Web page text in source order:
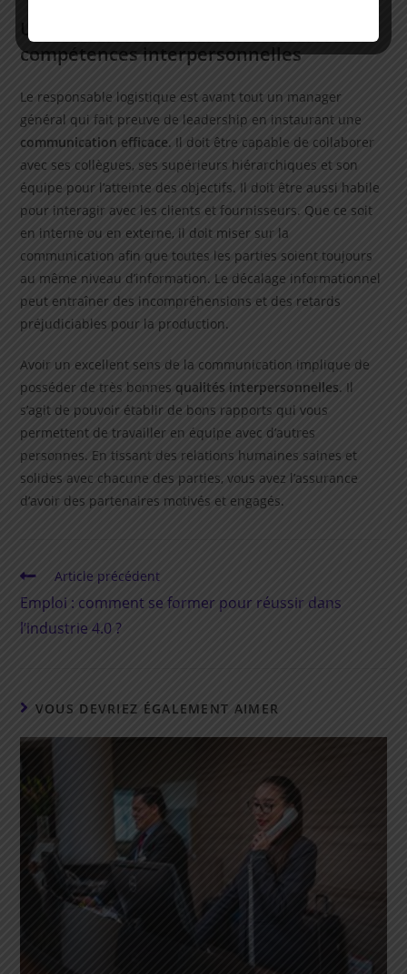
compétences interpersonnelles
Le responsable logistique est avant tout un manager
général qui fait preuve de leadership en instaurant une
communication efficace. Il doit être capable de collaborer
avec ses collègues, ses supérieurs hiérarchiques et son
équipe pour l’atteinte des objectifs. Il doit être aussi habile
pour interagir avec les clients et fournisseurs. Que ce soit
en interne ou en externe, il doit miser sur la
communication afin que toutes les parties soient toujours
au même niveau d’information. Le décalage informationnel
peut entraîner des incompréhensions et des retards
préjudiciables pour la production.
Avoir un excellent sens de la communication implique de
posséder de très bonnes qualités interpersonnelles. Il
s’agit de pouvoir établir de bons rapports qui vous
permettent de travailler en équipe avec d’autres
personnes. En tissant des relations humaines saines et
solides avec chacune des parties, vous avez l’assurance
d’avoir des partenaires motivés et engagés.
Read
articles
Article précédent
Emploi : comment se former pour réussir dans
l’industrie 4.0 ?
VOUS DEVRIEZ ÉGALEMENT AIMER